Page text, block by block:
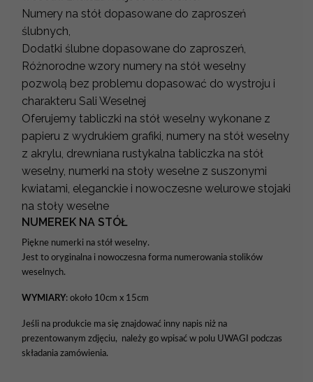
Numery na stół dopasowane do zaproszeń
ślubnych,
Dodatki ślubne dopasowane do zaproszeń,
Różnorodne wzory numery na stół weselny
pozwolą bez problemu dopasować do wystroju i
charakteru Sali Weselnej
Oferujemy tabliczki na stół weselny wykonane z
papieru z wydrukiem grafiki, numery na stół weselny
z akrylu, drewniana rustykalna tabliczka na stół
weselny, numerki na stoły weselne z suszonymi
kwiatami, eleganckie i nowoczesne welurowe stojaki
na stoły weselne
NUMEREK NA STÓŁ
Piękne numerki na stół weselny.
Jest to oryginalna i nowoczesna forma numerowania stolików
weselnych.
WYMIARY: około 10cm x 15cm
Jeśli na produkcie ma się znajdować inny napis niż na
prezentowanym zdjęciu, należy go wpisać w polu UWAGI podczas
składania zamówienia.